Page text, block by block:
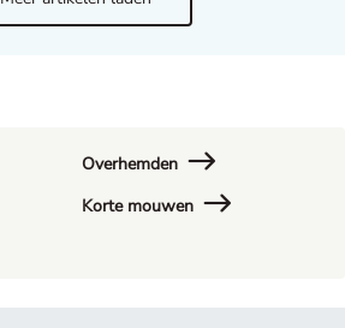
Overhemden
Korte mouwen